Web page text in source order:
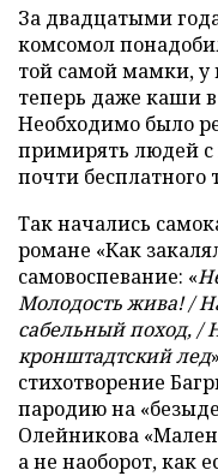
За двадцатыми
комсомол
той самой мамки, у
теперь даже каши
Необходимо было
примирять людей
почти бесплатного
Так начались
романе «Как
самовоспевание: «
Молодость жива! /
сабельный поход, /
кронштадтский лед
стихотворение
пародию на
Олейникова
а не наоборот, как